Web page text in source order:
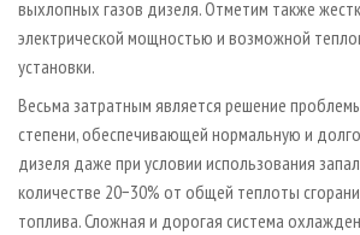
выхлопных газов дизеля. Отметим также
электрической мощностью и возможной
установки.
Весьма затратным является решение
степени, обеспечивающей нормальную и
дизеля даже при условии использования
количестве 20−30% от общей теплоты
топлива. Сложная и дорогая система